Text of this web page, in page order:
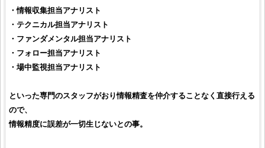
・情報収集担当アナリスト
・テクニカル担当アナリスト
・ファンダメンタル担当アナリスト
・フォロー担当アナリスト
・場中監視担当アナリスト
といった専門のスタッフがおり情報精査を仲介することなく直接行える
ので、
情報精度に誤差が一切生じないとの事。